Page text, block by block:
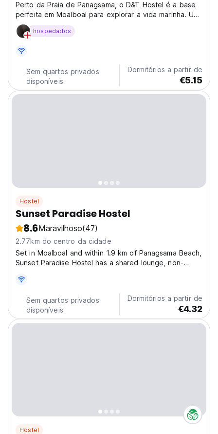
Perto da Praia de Panagsama, o D&T Hostel é a base
perfeita em Moalboal para explorar a vida marinha. Um
dos melhores hostels de Moalboal para mergulhadores
e amantes da praia. (Auto-translated from original
hospedados
Sem quartos privados
disponíveis
Dormitórios a partir de
€5.15
Hostel
Sunset Paradise Hostel
8.6Maravilhoso(47)
2.77km do centro da cidade
Set in Moalboal and within 1.9 km of Panagsama Beach,
Sunset Paradise Hostel has a shared lounge, non-
Kawasan Falls is 25 km from the hostel and Santo Nino
Church is 24 km away. At the hostel, the rooms...
Sem quartos privados
disponíveis
Dormitórios a partir de
€4.32
Hostel